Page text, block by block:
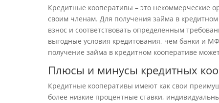
Кредитные кооперативы – это некоммерческие
своим членам. Для получения займа в
взнос и соответствовать определенным
выгодные условия кредитования, чем банки и
получение займа в кредитном кооперативе
Плюсы и минусы кредитных
Кредитные кооперативы имеют как свои
более низкие процентные ставки,